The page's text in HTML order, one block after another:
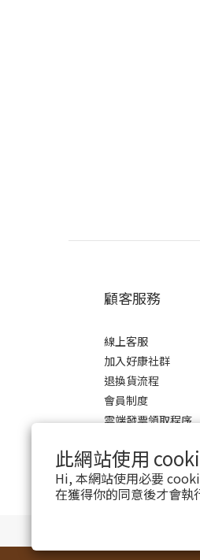
此網站使用
Hi, 本網站使用必要
在獲得你的同意後才會執
顧客服務
線上客服
加入好康社群
退換貨流程
會員制度
雲端發票領取程序